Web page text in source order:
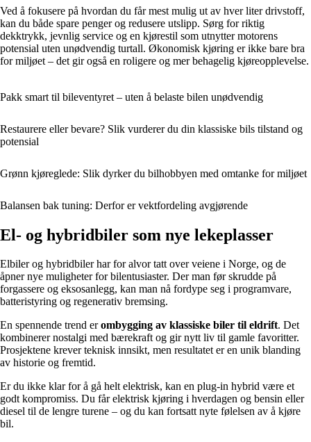
Ved å fokusere på hvordan du får mest mulig ut av hver liter drivstoff,
kan du både spare penger og redusere utslipp. Sørg for riktig
dekktrykk, jevnlig service og en kjørestil som utnytter motorens
potensial uten unødvendig turtall. Økonomisk kjøring er ikke bare bra
for miljøet – det gir også en roligere og mer behagelig kjøreopplevelse.
Pakk smart til bileventyret – uten å belaste bilen unødvendig
Restaurere eller bevare? Slik vurderer du din klassiske bils tilstand og
potensial
Grønn kjøreglede: Slik dyrker du bilhobbyen med omtanke for miljøet
Balansen bak tuning: Derfor er vektfordeling avgjørende
El- og hybridbiler som nye lekeplasser
Elbiler og hybridbiler har for alvor tatt over veiene i Norge, og de
åpner nye muligheter for bilentusiaster. Der man før skrudde på
forgassere og eksosanlegg, kan man nå fordype seg i programvare,
batteristyring og regenerativ bremsing.
En spennende trend erombygging av klassiske biler til eldrift. Det
kombinerer nostalgi med bærekraft og gir nytt liv til gamle favoritter.
Prosjektene krever teknisk innsikt, men resultatet er en unik blanding
av historie og fremtid.
Er du ikke klar for å gå helt elektrisk, kan en plug-in hybrid være et
godt kompromiss. Du får elektrisk kjøring i hverdagen og bensin eller
diesel til de lengre turene – og du kan fortsatt nyte følelsen av å kjøre
bil.